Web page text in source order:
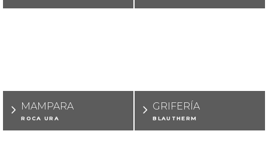
MAMPARA
ROCA URA
GRIFERÍA
BLAUTHERM